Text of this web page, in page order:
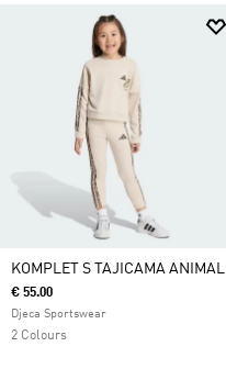
KOMPLET S TAJICAMA ANIMAL
€ 55.00
Djeca Sportswear
2 Colours